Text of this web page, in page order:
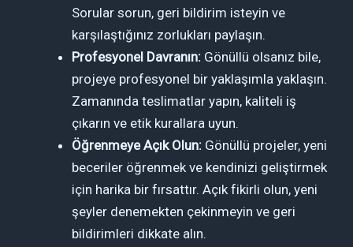
Sorular sorun, geri bildirim isteyin ve
karşılaştığınız zorlukları paylaşın.
Profesyonel Davranın: Gönüllü olsanız bile,
projeye profesyonel bir yaklaşımla yaklaşın.
Zamanında teslimatlar yapın, kaliteli iş
çıkarın ve etik kurallara uyun.
Öğrenmeye Açık Olun: Gönüllü projeler, yeni
beceriler öğrenmek ve kendinizi geliştirmek
için harika bir fırsattır. Açık fikirli olun, yeni
şeyler denemekten çekinmeyin ve geri
bildirimleri dikkate alın.